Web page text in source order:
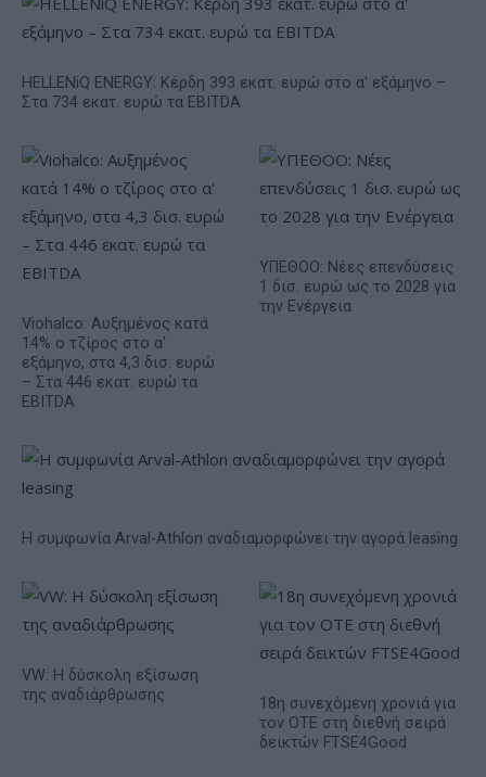
HELLENiQ ENERGY: Κέρδη 393 εκατ. ευρώ στο α' εξάμηνο –
Στα 734 εκατ. ευρώ τα EBITDA
Viohalco: Αυξημένος κατά
14% ο τζίρος στο α'
εξάμηνο, στα 4,3 δισ. ευρώ
– Στα 446 εκατ. ευρώ τα
EBITDA
ΥΠΕΘΟΟ: Νέες επενδύσεις
1 δισ. ευρώ ως το 2028 για
την Ενέργεια
Η συμφωνία Arval-Athlon αναδιαμορφώνει την αγορά leasing
VW: Η δύσκολη εξίσωση
της αναδιάρθρωσης
18η συνεχόμενη χρονιά για
τον ΟΤΕ στη διεθνή σειρά
δεικτών FTSE4Good